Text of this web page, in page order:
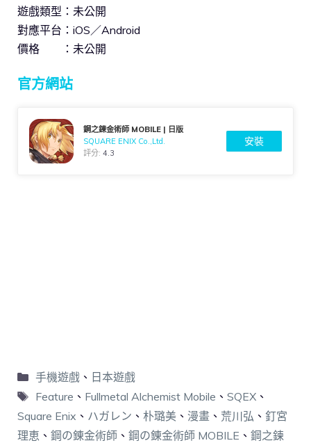
遊戲類型：未公開
對應平台：iOS／Android
價格 ：未公開
官方網站
鋼之鍊金術師 MOBILE | 日版
SQUARE ENIX Co.,Ltd.
評分:4.3
安裝
手機遊戲、 日本遊戲
Feature 、 Fullmetal Alchemist Mobile 、 SQEX、
Square Enix 、 ハガレン 、 朴璐美 、 漫畫 、 荒川弘 、 釘宮
理恵 、 鋼の錬金術師 、 鋼の錬金術師 MOBILE 、 鋼之鍊